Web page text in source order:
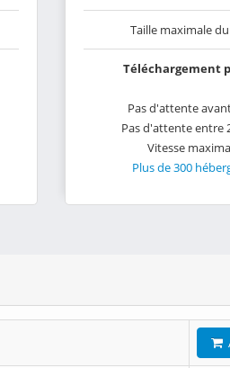
Taille maximale
Téléchargement
Pas d'attente
Pas d'attente entre
Vitesse
Plus de 300